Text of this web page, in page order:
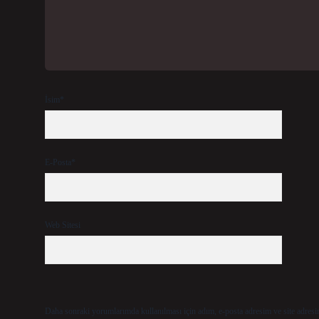
İsim*
E-Posta*
Web Sitesi
Daha sonraki yorumlarımda kullanılması için adım, e-posta adresim ve site